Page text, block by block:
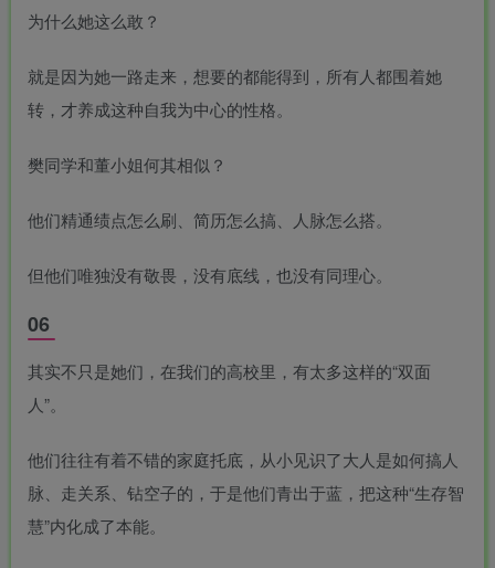
为什么她这么敢？
就是因为她一路走来，想要的都能得到，所有人都围着她
转，才养成这种自我为中心的性格。
樊同学和董小姐何其相似？
他们精通绩点怎么刷、简历怎么搞、人脉怎么搭。
但他们唯独没有敬畏，没有底线，也没有同理心。
06
其实不只是她们，在我们的高校里，有太多这样的“双面
人”。
他们往往有着不错的家庭托底，从小见识了大人是如何搞人
脉、走关系、钻空子的，于是他们青出于蓝，把这种“生存智
慧”内化成了本能。